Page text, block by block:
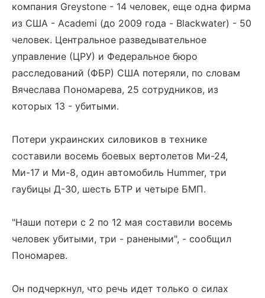
компания Greystone - 14 человек, еще одна фирма
из США - Academi (до 2009 года - Blackwater) - 50
человек. Центральное разведывательное
управление (ЦРУ) и Федеральное бюро
расследований (ФБР) США потеряли, по словам
Вячеслава Пономарева, 25 сотрудников, из
которых 13 - убитыми.
Потери украинских силовиков в технике
составили восемь боевых вертолетов Ми-24,
Ми-17 и Ми-8, один автомобиль Hummer, три
гаубицы Д-30, шесть БТР и четыре БМП.
"Наши потери с 2 по 12 мая составили восемь
человек убитыми, три - ранеными", - сообщил
Пономарев.
Он подчеркнул, что речь идет только о силах